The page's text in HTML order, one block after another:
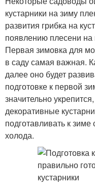
кустарники на зиму
развития грибка на
появлению плесени на
Первая зимовка для
в саду самая важная.
далее оно будет
подготовке к первой
значительно
декоративные
подготавливать к
холода.